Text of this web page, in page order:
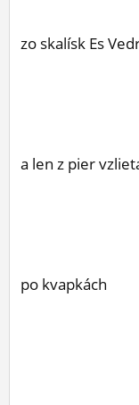
zo skalísk Es
a len z pier
po kvapkách